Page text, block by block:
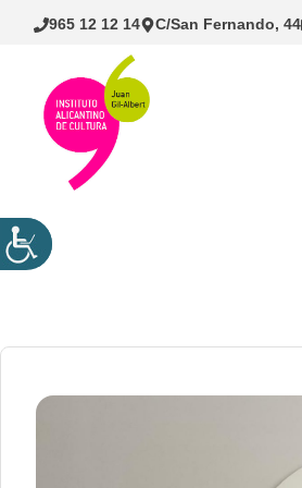
Saltar
965 12 12 14 C/San Fernando, 44